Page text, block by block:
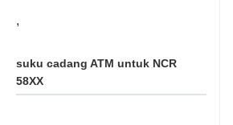
,
suku cadang ATM untuk NCR
58XX